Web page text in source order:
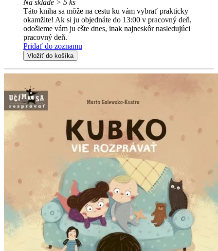
Na sklade > 5 ks
Táto kniha sa môže na cestu ku vám vybrať prakticky
okamžite! Ak si ju objednáte do 13:00 v pracovný deň,
odošleme vám ju ešte dnes, inak najneskôr nasledujúci
pracovný deň.
Pridať do zoznamu
Vložiť do košíka